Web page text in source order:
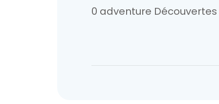
0 adventure Découvertes